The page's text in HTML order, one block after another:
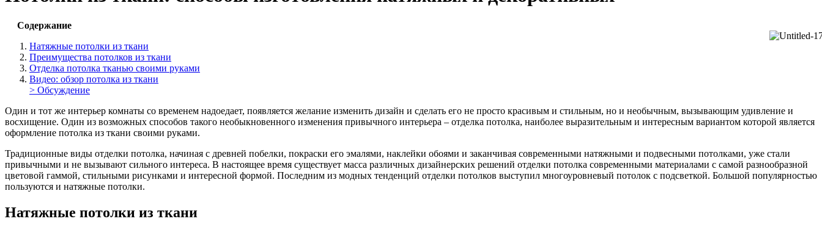
Содержание
Натяжные потолки из ткани
Преимущества потолков из ткани
Отделка потолка тканью своими руками
Видео: обзор потолка из ткани
> Обсуждение
Один и тот же интерьер комнаты со временем надоедает, появляется желание изменить дизайн и сделать его не просто красивым и стильным, но и необычным, вызывающим удивление и
восхищение. Один из возможных способов такого необыкновенного изменения привычного интерьера – отделка потолка, наиболее выразительным и интересным вариантом которой является
оформление потолка из ткани своими руками.
Традиционные виды отделки потолка, начиная с древней побелки, покраски его эмалями, наклейки обоями и заканчивая современными натяжными и подвесными потолками, уже стали
привычными и не вызывают сильного интереса. В настоящее время существует масса различных дизайнерских решений отделки потолка современными материалами с самой разнообразной
цветовой гаммой, стильными рисунками и интересной формой. Последним из модных тенденций отделки потолков выступил многоуровневый потолок с подсветкой. Большой популярностью
пользуются и натяжные потолки.
Натяжные потолки из ткани